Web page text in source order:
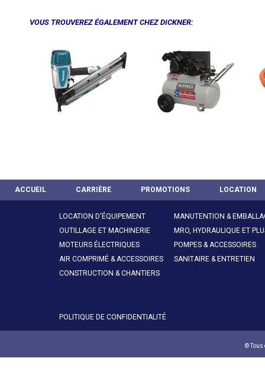
VOUS TROUVEREZ ÉGALEMENT CHEZ DICKNER:
ACCUEIL CARRIÈRE PROMOTIONS LOCATION
LOCATION D'ÉQUIPEMENT
OUTILLAGE ET MACHINERIE
MOTEURS ÉLECTRIQUES
AIR COMPRIMÉ & ACCESSOIRES
CONSTRUCTION & CHANTIERS
MANUTENTION &
MRO, HYDRAULIQUE ET
POMPES & ACCESSOIRES
SANITAIRE & ENTRETIEN
POLITIQUE DE CONFIDENTIALITÉ
© Tous